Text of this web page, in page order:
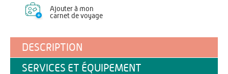
Ajouter à mon
carnet de voyage
DESCRIPTION
SERVICES ET ÉQUIPEMENT